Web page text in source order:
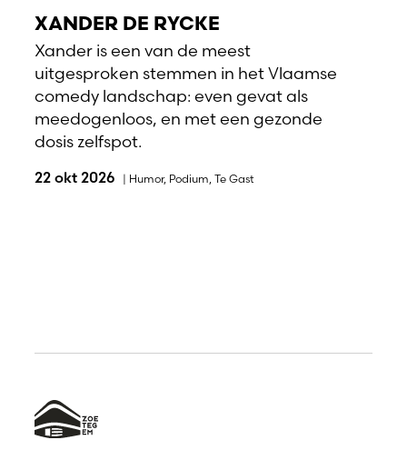
XANDER DE RYCKE
Xander is een van de meest
uitgesproken stemmen in het Vlaamse
comedy landschap: even gevat als
meedogenloos, en met een gezonde
dosis zelfspot.
22 okt 2026 | Humor, Podium Te Gast